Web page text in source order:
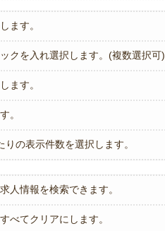
ます。
クを入れ選択します。(複数選択可)
ます。
。
の表示件数を選択します。
人情報を検索できます。
べてクリアにします。